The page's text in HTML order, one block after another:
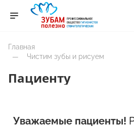
Пациенту
Главная
—
Чистим зубы и рисуем
Уважаемые пациенты!